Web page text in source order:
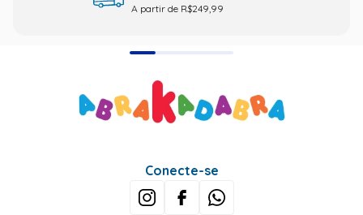
A partir de R$249,99
Conecte-se